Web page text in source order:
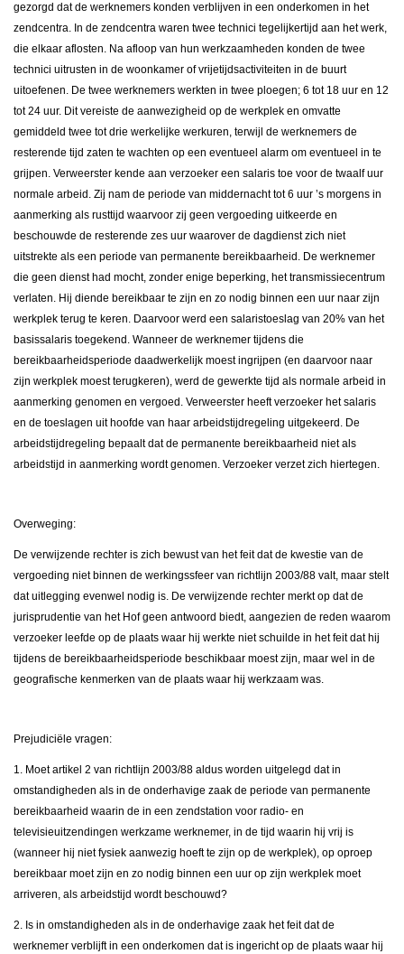
gezorgd dat de werknemers konden verblijven in een onderkomen in het
zendcentra. In de zendcentra waren twee technici tegelijkertijd aan het werk,
die elkaar aflosten. Na afloop van hun werkzaamheden konden de twee
technici uitrusten in de woonkamer of vrijetijdsactiviteiten in de buurt
uitoefenen. De twee werknemers werkten in twee ploegen; 6 tot 18 uur en 12
tot 24 uur. Dit vereiste de aanwezigheid op de werkplek en omvatte
gemiddeld twee tot drie werkelijke werkuren, terwijl de werknemers de
resterende tijd zaten te wachten op een eventueel alarm om eventueel in te
grijpen. Verweerster kende aan verzoeker een salaris toe voor de twaalf uur
normale arbeid. Zij nam de periode van middernacht tot 6 uur ’s morgens in
aanmerking als rusttijd waarvoor zij geen vergoeding uitkeerde en
beschouwde de resterende zes uur waarover de dagdienst zich niet
uitstrekte als een periode van permanente bereikbaarheid. De werknemer
die geen dienst had mocht, zonder enige beperking, het transmissiecentrum
verlaten. Hij diende bereikbaar te zijn en zo nodig binnen een uur naar zijn
werkplek terug te keren. Daarvoor werd een salaristoeslag van 20% van het
basissalaris toegekend. Wanneer de werknemer tijdens die
bereikbaarheidsperiode daadwerkelijk moest ingrijpen (en daarvoor naar
zijn werkplek moest terugkeren), werd de gewerkte tijd als normale arbeid in
aanmerking genomen en vergoed. Verweerster heeft verzoeker het salaris
en de toeslagen uit hoofde van haar arbeidstijdregeling uitgekeerd. De
arbeidstijdregeling bepaalt dat de permanente bereikbaarheid niet als
arbeidstijd in aanmerking wordt genomen. Verzoeker verzet zich hiertegen.
Overweging:
De verwijzende rechter is zich bewust van het feit dat de kwestie van de
vergoeding niet binnen de werkingssfeer van richtlijn 2003/88 valt, maar stelt
dat uitlegging evenwel nodig is. De verwijzende rechter merkt op dat de
jurisprudentie van het Hof geen antwoord biedt, aangezien de reden waarom
verzoeker leefde op de plaats waar hij werkte niet schuilde in het feit dat hij
tijdens de bereikbaarheidsperiode beschikbaar moest zijn, maar wel in de
geografische kenmerken van de plaats waar hij werkzaam was.
Prejudiciële vragen:
1. Moet artikel 2 van richtlijn 2003/88 aldus worden uitgelegd dat in
omstandigheden als in de onderhavige zaak de periode van permanente
bereikbaarheid waarin de in een zendstation voor radio- en
televisieuitzendingen werkzame werknemer, in de tijd waarin hij vrij is
(wanneer hij niet fysiek aanwezig hoeft te zijn op de werkplek), op oproep
bereikbaar moet zijn en zo nodig binnen een uur op zijn werkplek moet
arriveren, als arbeidstijd wordt beschouwd?
2. Is in omstandigheden als in de onderhavige zaak het feit dat de
werknemer verblijft in een onderkomen dat is ingericht op de plaats waar hij